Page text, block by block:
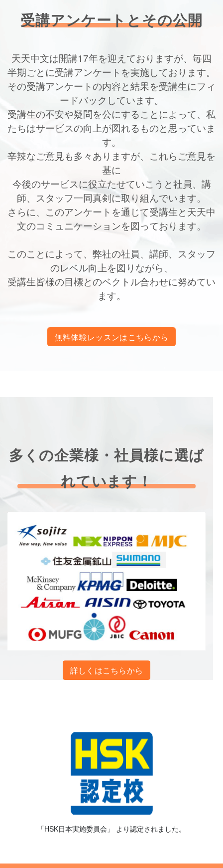
受講アンケートとその公開
天天中文は開講17年を迎えておりますが、毎四
半期ごとに受講アンケートを実施しております。
その受講アンケートの内容と結果を受講生にフィ
ードバックしています。
受講生の不安や疑問を公にすることによって、私
たちはサービスの向上が図れるものと思っていま
す。
辛辣なご意見も多々ありますが、これらご意見を
基に
今後のサービスに役立たせていこうと社員、講
師、スタッフ一同真剣に取り組んでいます。
さらに、このアンケートを通じて受講生と天天中
文のコミュニケーションを図っております。
このことによって、弊社の社員、講師、スタッフ
のレベル向上を図りながら、
受講生皆様の目標とのベクトル合わせに努めてい
ます。
無料体験レッスンはこちらから
多くの企業様・社員様に選ば
れています！
詳しくはこちらから
「HSK日本実施委員会」 より認定されました。